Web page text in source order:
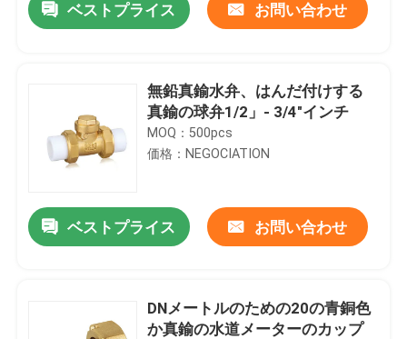
ベストプライス お問い合わせ
無鉛真鍮水弁、はんだ付けする
真鍮の球弁1/2」- 3/4"インチ
MOQ：500pcs
価格：NEGOCIATION
ベストプライス お問い合わせ
DNメートルのための20の青銅色
か真鍮の水道メーターのカップ